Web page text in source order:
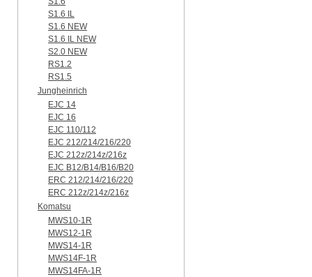
S1.6 IL
S1.6 NEW
S1.6 IL NEW
S2.0 NEW
RS1.2
RS1.5
Jungheinrich
EJC 14
EJC 16
EJC 110/112
EJC 212/214/216/220
EJC 212z/214z/216z
EJC B12/B14/B16/B20
ERC 212/214/216/220
ERC 212z/214z/216z
Komatsu
MWS10-1R
MWS12-1R
MWS14-1R
MWS14F-1R
MWS14FA-1R